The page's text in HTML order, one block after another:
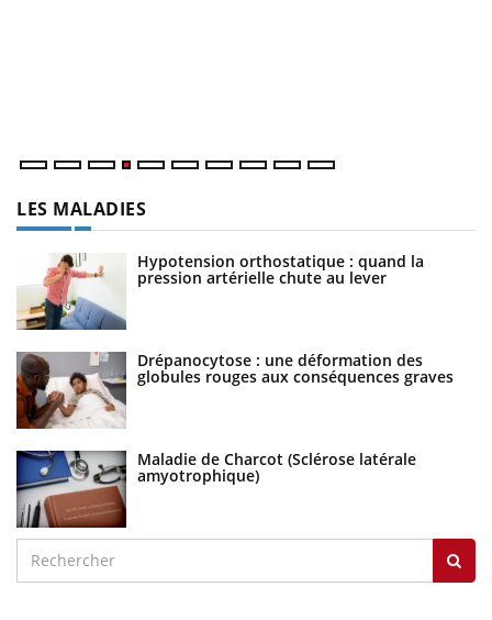
LES MALADIES
Hypotension orthostatique : quand la
pression artérielle chute au lever
Drépanocytose : une déformation des
globules rouges aux conséquences graves
Maladie de Charcot (Sclérose latérale
amyotrophique)